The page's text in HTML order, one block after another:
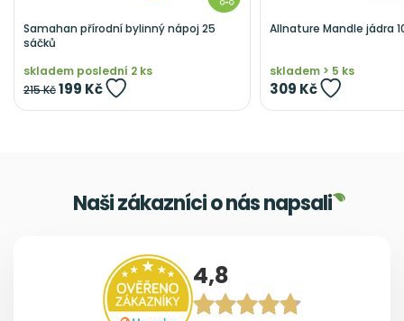
Samahan přírodní bylinný nápoj 25
sáčků
skladem poslední 2 ks
215 Kč199 Kč
Allnature Mandle jádra
skladem > 5 ks
309 Kč
Naši zákazníci o nás napsali
4,8